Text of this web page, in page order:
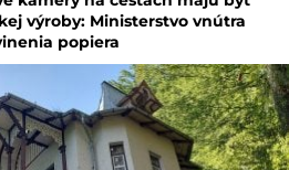
výroby: Ministerstvo vnútra
popiera